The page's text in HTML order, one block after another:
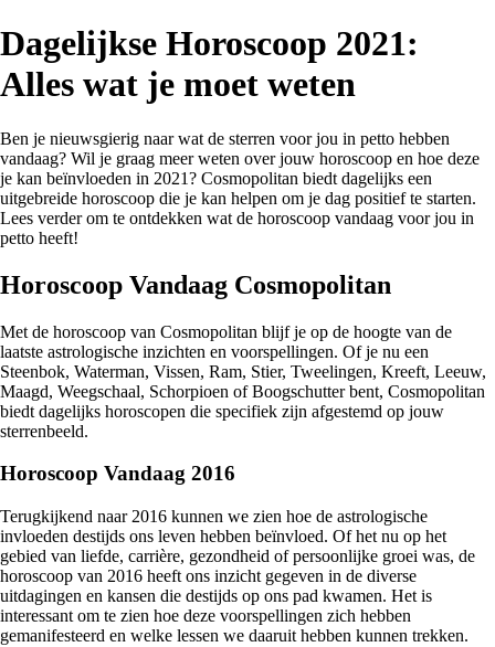
Dagelijkse Horoscoop 2021:
Alles wat je moet weten
Ben je nieuwsgierig naar wat de sterren voor jou in petto hebben
vandaag? Wil je graag meer weten over jouw horoscoop en hoe deze
je kan beïnvloeden in 2021? Cosmopolitan biedt dagelijks een
uitgebreide horoscoop die je kan helpen om je dag positief te starten.
Lees verder om te ontdekken wat de horoscoop vandaag voor jou in
petto heeft!
Horoscoop Vandaag Cosmopolitan
Met de horoscoop van Cosmopolitan blijf je op de hoogte van de
laatste astrologische inzichten en voorspellingen. Of je nu een
Steenbok, Waterman, Vissen, Ram, Stier, Tweelingen, Kreeft, Leeuw,
Maagd, Weegschaal, Schorpioen of Boogschutter bent, Cosmopolitan
biedt dagelijks horoscopen die specifiek zijn afgestemd op jouw
sterrenbeeld.
Horoscoop Vandaag 2016
Terugkijkend naar 2016 kunnen we zien hoe de astrologische
invloeden destijds ons leven hebben beïnvloed. Of het nu op het
gebied van liefde, carrière, gezondheid of persoonlijke groei was, de
horoscoop van 2016 heeft ons inzicht gegeven in de diverse
uitdagingen en kansen die destijds op ons pad kwamen. Het is
interessant om te zien hoe deze voorspellingen zich hebben
gemanifesteerd en welke lessen we daaruit hebben kunnen trekken.